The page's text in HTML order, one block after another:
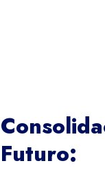
Futuro: